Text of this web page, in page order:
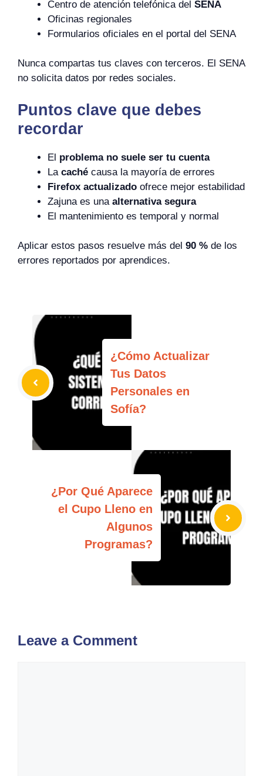
Centro de atención telefónica del SENA
Oficinas regionales
Formularios oficiales en el portal del SENA
Nunca compartas tus claves con terceros. El SENA
no solicita datos por redes sociales.
Puntos clave que debes
recordar
El problema no suele ser tu cuenta
La caché causa la mayoría de errores
Firefox actualizado ofrece mejor estabilidad
Zajuna es una alternativa segura
El mantenimiento es temporal y normal
Aplicar estos pasos resuelve más del 90 % de los
errores reportados por aprendices.
¿Cómo Actualizar
Tus Datos
Personales en
Sofía?
¿Por Qué Aparece
el Cupo Lleno en
Algunos
Programas?
Leave a Comment